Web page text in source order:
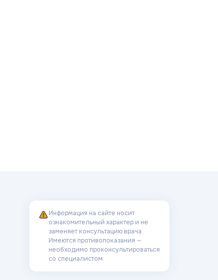
Информация на сайте носит
ознакомительный характер и не
заменяет консультацию врача.
Имеются противопоказания —
необходимо проконсультироваться
со специалистом.